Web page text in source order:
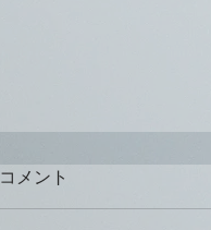
コメント